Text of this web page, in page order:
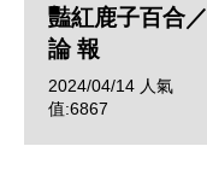
豔紅鹿子百合／
論 報
2024/04/14 人氣
值:6867